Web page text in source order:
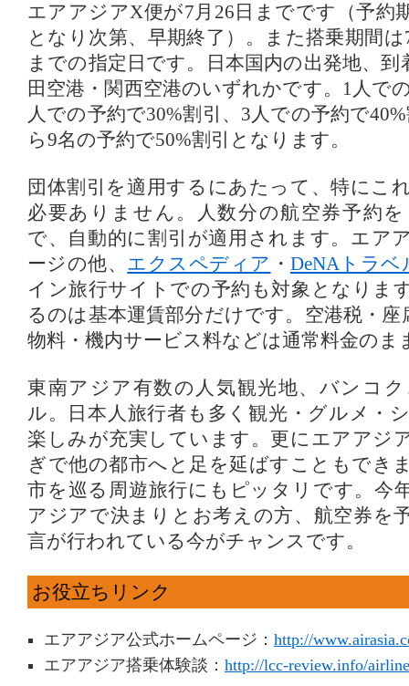
エアアジアX便が7月26日までです（予約
となり次第、早期終了）。また搭乗期間
までの指定日です。日本国内の出発地、到
田空港・関西空港のいずれかです。1人で
人での予約で30%割引、3人での予約で
ら9名の予約で50%割引となります。
団体割引を適用するにあたって、特にこ
必要ありません。人数分の航空券予約
で、自動的に割引が適用されます。エア
ージの他、 エクスペディア ・ DeNAトラベ
イン旅行サイトでの予約も対象となりま
るのは基本運賃部分だけです。空港税・座
物料・機内サービス料などは通常料金のま
東南アジア有数の人気観光地、バンコ
ル。日本人旅行者も多く観光・グルメ・
楽しみが充実しています。更にエアアジ
ぎで他の都市へと足を延ばすこともでき
市を巡る周遊旅行にもピッタリです。今
アジアで決まりとお考えの方、航空券を
言が行われている今がチャンスです。
お役立ちリンク
エアアジア公式ホームページ： http://
エアアジア搭乗体験談： http://lcc-review.info/